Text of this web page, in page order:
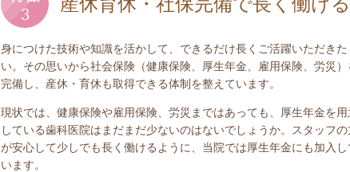
身につけた技術や知識を活かして、できるだけ長くご活躍いただきた
い。その思いから社会保険（健康保険、厚生年金、雇用保険、労災）
完備し、産休・育休も取得できる体制を整えています。
現状では、健康保険や雇用保険、労災まではあっても、厚生年金を用
している歯科医院はまだまだ少ないのはないでしょうか。スタッフの
が安心して少しでも長く働けるように、当院では厚生年金にも加入し
います。